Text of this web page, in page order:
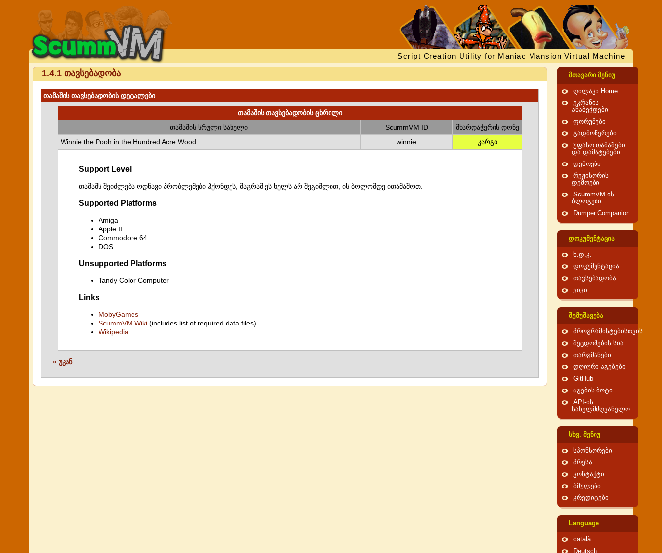
Script Creation Utility for Maniac Mansion Virtual Machine
1.4.1 თავსებადობა
თამაშის თავსებადობის დეტალები
თამაშის თავსებადობის ცხრილი
თამაშის სრული სახელი
ScummVM ID
მხარდაჭერის დონე
Winnie the Pooh in the Hundred Acre Wood
winnie კარგი
Support Level
თამაშს შეიძლება ოდნავი პრობლემები ჰქონდეს, მაგრამ ეს ხელს არ შეგიშლით, ის ბოლომდე ითამაშოთ.
Supported Platforms
Amiga
Apple II
Commodore 64
DOS
Unsupported Platforms
Tandy Color Computer
Links
MobyGames
ScummVM Wiki (includes list of required data files)
Wikipedia
« უკან
მთავარი მენიუ
ღილაკი Home
ეკრანის
ანაბეჭდები
ფორუმები
გადმოწერები
უფასო თამაშები
და დამატებები
დემოები
რეჟისორის
დემოები
ScummVM-ის
ბლოგები
Dumper Companion
დოკუმენტაცია
ხ.დ.კ.
დოკუმენტაცია
თავსებადობა
ვიკი
შემუშავება
პროგრამისტებისთვის
შეცდომების სია
თარგმანები
დღიური აგებები
GitHub
აგების ბოტი
API-ის
სახელმძღვანელო
სხვ. მენიუ
სპონსორები
პრესა
კონტაქტი
ბმულები
კრედიტები
Language
català
Deutsch